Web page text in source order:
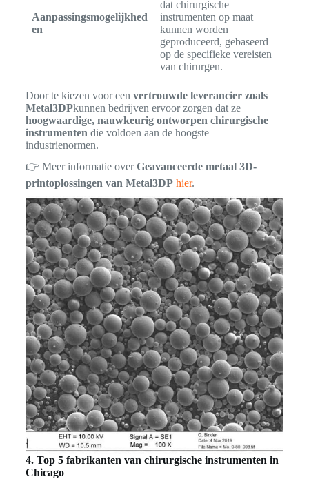
Aanpassingsmogelijkhed
en
dat chirurgische
instrumenten op maat
kunnen worden
geproduceerd, gebaseerd
op de specifieke vereisten
van chirurgen.
Door te kiezen voor een vertrouwde leverancier zoals
Metal3DPkunnen bedrijven ervoor zorgen dat ze
hoogwaardige, nauwkeurig ontworpen chirurgische
instrumenten die voldoen aan de hoogste
industrienormen.
👉 Meer informatie overGeavanceerde metaal 3D-
printoplossingen van Metal3DP hier.
4. Top 5 fabrikanten van chirurgische instrumenten in
Chicago